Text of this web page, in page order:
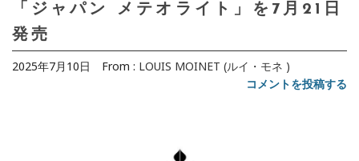
「ジャパン メテオライト」を7月21日
発売
2025年7月10日 From : LOUIS MOINET (ルイ・モネ )
コメントを投稿する